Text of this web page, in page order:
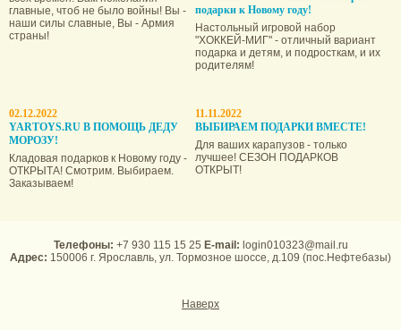
главные, чтоб не было войны! Вы -
наши силы славные, Вы - Армия
страны!
подарки к Новому году!
Настольный игровой набор
"ХОККЕЙ-МИГ" - отличный вариант
подарка и детям, и подросткам, и их
родителям!
02.12.2022
YARTOYS.RU В ПОМОЩЬ ДЕДУ
МОРОЗУ!
Кладовая подарков к Новому году -
ОТКРЫТА! Смотрим. Выбираем.
Заказываем!
11.11.2022
ВЫБИРАЕМ ПОДАРКИ ВМЕСТЕ!
Для ваших карапузов - только
лучшее! СЕЗОН ПОДАРКОВ
ОТКРЫТ!
Телефоны: +7 930 115 15 25 E-mail: login010323@mail.ru
Адрес: 150006 г. Ярославль, ул. Тормозное шоссе, д.109 (пос.Нефтебазы)
Наверх